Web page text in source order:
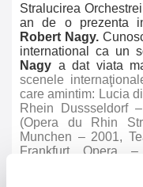
Stralucirea
an de o prezenta
Robert Nagy.
international ca un
Nagy a dat viata
scenele
care amintim: Lucia
Rhein Dussseldorf
(Opera du Rhin
Munchen – 2001,
Frankfurt Opera
Orchestre